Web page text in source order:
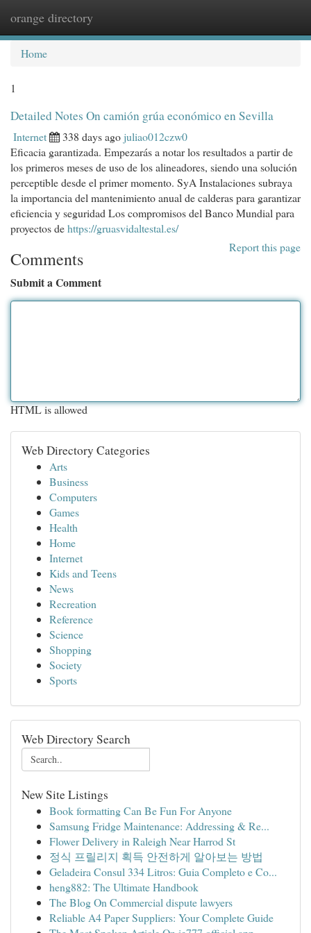
orange directory
Home
1
Detailed Notes On camión grúa económico en Sevilla
Internet 338 days agojuliao012czw0
Eficacia garantizada. Empezarás a notar los resultados a partir de
los primeros meses de uso de los alineadores, siendo una solución
perceptible desde el primer momento. SyA Instalaciones subraya
la importancia del mantenimiento anual de calderas para garantizar
eficiencia y seguridad Los compromisos del Banco Mundial para
proyectos dehttps://gruasvidaltestal.es/
Report this page
Comments
Submit a Comment
HTML is allowed
Web Directory Categories
Arts
Business
Computers
Games
Health
Home
Internet
Kids and Teens
News
Recreation
Reference
Science
Shopping
Society
Sports
Web Directory Search
New Site Listings
Book formatting Can Be Fun For Anyone
Samsung Fridge Maintenance: Addressing & Re...
Flower Delivery in Raleigh Near Harrod St
정식 프릴리지 획득 안전하게 알아보는 방법
Geladeira Consul 334 Litros: Guia Completo e Co...
heng882: The Ultimate Handbook
The Blog On Commercial dispute lawyers
Reliable A4 Paper Suppliers: Your Complete Guide